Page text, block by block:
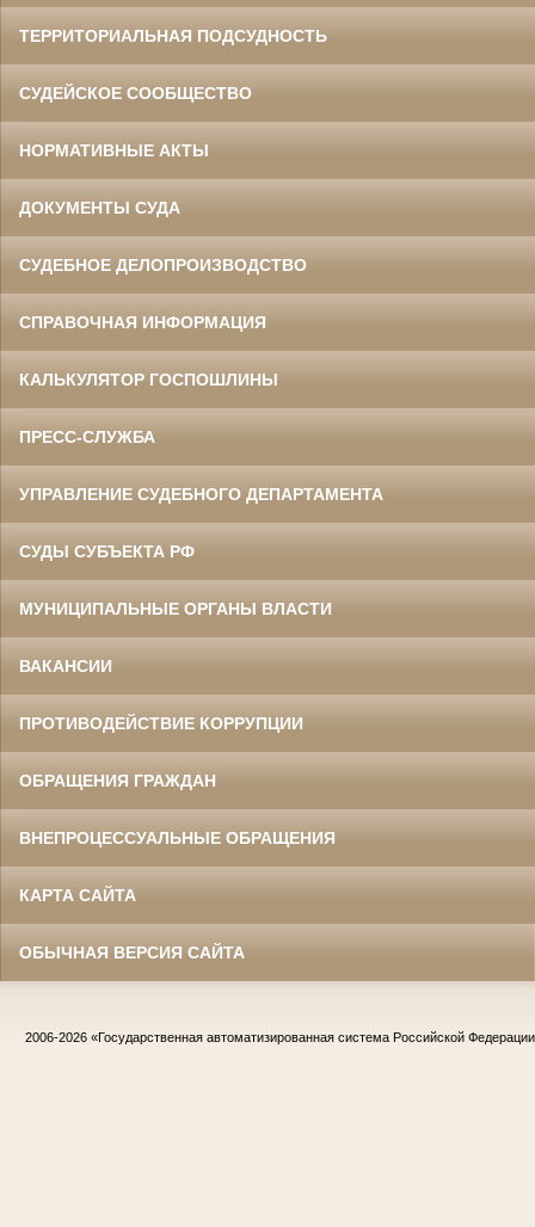
ТЕРРИТОРИАЛЬНАЯ ПОДСУДНОСТЬ
СУДЕЙСКОЕ СООБЩЕСТВО
НОРМАТИВНЫЕ АКТЫ
ДОКУМЕНТЫ СУДА
СУДЕБНОЕ ДЕЛОПРОИЗВОДСТВО
СПРАВОЧНАЯ ИНФОРМАЦИЯ
КАЛЬКУЛЯТОР ГОСПОШЛИНЫ
ПРЕСС-СЛУЖБА
УПРАВЛЕНИЕ СУДЕБНОГО ДЕПАРТАМЕНТА
СУДЫ СУБЪЕКТА РФ
МУНИЦИПАЛЬНЫЕ ОРГАНЫ ВЛАСТИ
ВАКАНСИИ
ПРОТИВОДЕЙСТВИЕ КОРРУПЦИИ
ОБРАЩЕНИЯ ГРАЖДАН
ВНЕПРОЦЕССУАЛЬНЫЕ ОБРАЩЕНИЯ
КАРТА САЙТА
ОБЫЧНАЯ ВЕРСИЯ САЙТА
2006-2026 «Государственная автоматизированная система Российской